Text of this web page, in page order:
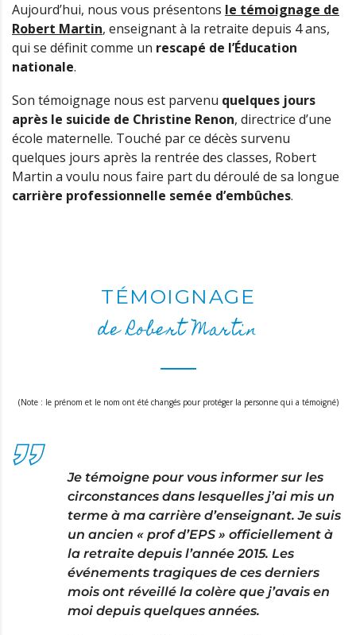
Aujourd’hui, nous vous présentons le témoignage de
Robert Martin, enseignant à la retraite depuis 4 ans,
qui se définit comme un rescapé de l’Éducation
nationale.
Son témoignage nous est parvenu quelques jours
après le suicide de Christine Renon, directrice d’une
école maternelle. Touché par ce décès survenu
quelques jours après la rentrée des classes, Robert
Martin a voulu nous faire part du déroulé de sa longue
carrière professionnelle semée d’embûches.
TÉMOIGNAGE
de Robert Martin
(Note : le prénom et le nom ont été changés pour protéger la personne qui a témoigné)
Je témoigne pour vous informer sur les
circonstances dans lesquelles j’ai mis un
terme à ma carrière d’enseignant. Je suis
un ancien « prof d’EPS » officiellement à
la retraite depuis l’année 2015. Les
événements tragiques de ces derniers
mois ont réveillé la colère que j’avais en
moi depuis quelques années.